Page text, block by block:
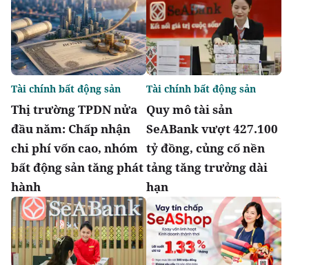
Thị trường TPDN nửa
đầu năm: Chấp nhận
chi phí vốn cao, nhóm
bất động sản tăng phát
hành
Tài chính bất động sản
Quy mô tài sản
SeABank vượt 427.100
tỷ đồng, củng cố nền
tảng tăng trưởng dài
hạn
Tài chính bất động sản